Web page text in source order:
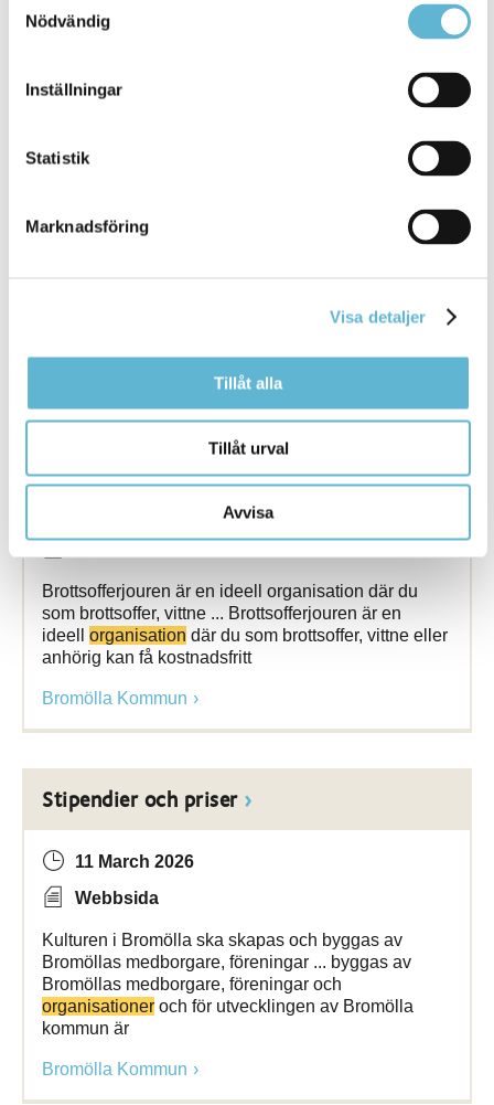
Nödvändig
Inställningar
Statistik
Marknadsföring
Visa detaljer
Tillåt alla
Tillåt urval
Avvisa
Rådet för funktionshinderfrågor
och en kontaktkanal mellan kommun och
funktionsrättsorganisationer
. Ledamöterna i Rådet
Brottsofferjouren är en ideell organisation där du
som brottsoffer, vittne ... Brottsofferjouren är en
ideell organisation där du som brottsoffer, vittne eller
anhörig kan få kostnadsfritt
Bromölla Kommun
Stipendier och priser
11 March 2026
Webbsida
Kulturen i Bromölla ska skapas och byggas av
Bromöllas medborgare, föreningar ... byggas av
Bromöllas medborgare, föreningar och
organisationer och för utvecklingen av Bromölla
kommun är
Bromölla Kommun